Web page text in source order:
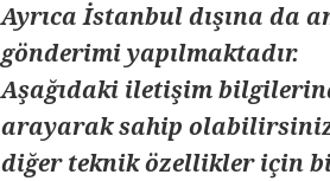
Ayrıca İstanbul dışına da
gönderimi yapılmaktadır.
Aşağıdaki iletişim
arayarak sahip
diğer teknik özellikler için